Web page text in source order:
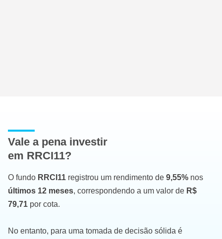
Vale a pena investir
em RRCI11?
O fundo RRCI11 registrou um rendimento de 9,55% nos
últimos 12 meses, correspondendo a um valor de R$
79,71 por cota.
No entanto, para uma tomada de decisão sólida é